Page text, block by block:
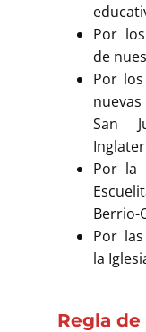
Por
de
Por
San
Por la
Berrio-
Por
la
Regla de